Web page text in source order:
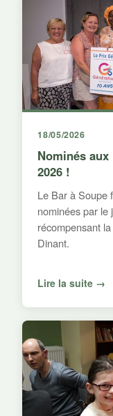
18/05/2026
Nominés
2026 !
Le Bar à Soupe
nominées par le
récompensant
Dinant.
Lire la suite →